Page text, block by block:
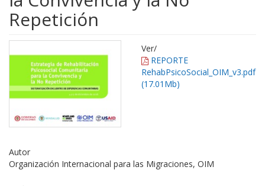
Repetición
Ver/
REPORTE
RehabPsicoSocial_OIM_v3.pdf
(17.01Mb)
Autor
Organización Internacional para las Migraciones, OIM